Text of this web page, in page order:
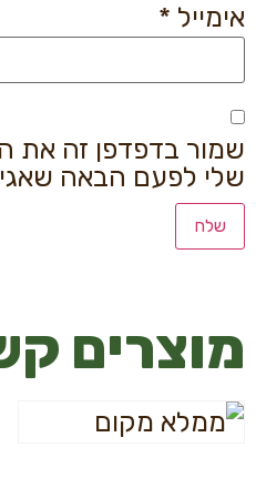
אימייל *
שמור בדפדפן זה את
שלי לפעם הבאה
מוצרים